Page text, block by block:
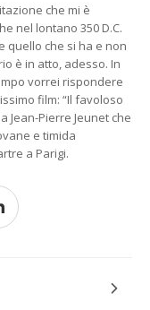
che mi è
nel lontano 350 D.C.
quello che si ha e non
è in atto, adesso. In
vorrei rispondere
film: “Il favoloso
Jean-Pierre Jeunet che
e timida
a Parigi.